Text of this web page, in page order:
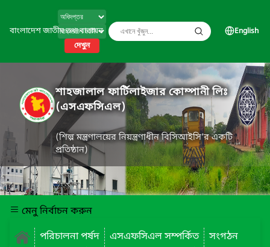
বাংলাদেশ জাতীয় তথ্য বাতায়ন
দেখুন
English
শাহজালাল ফার্টিলাইজার কোম্পানী লিঃ
(এসএফসিএল)
(শিল্প মন্ত্রণালয়ের নিয়ন্ত্রণাধীন বিসিআইসি’র একটি
প্রতিষ্ঠান)
মেনু নির্বাচন করুন
পরিচালনা পর্ষদ
এসএফসিএল সম্পর্কিত
সংগঠন